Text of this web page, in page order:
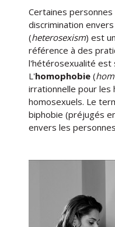
Certaines
discrimination
(heterosexism) est
référence à des
l'hétérosexualité est
L'homophobie(
irrationnelle pour les
homosexuels. Le
biphobie (préjugés
envers les